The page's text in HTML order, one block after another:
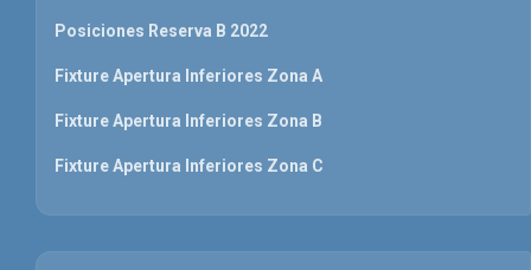
Posiciones Reserva B 2022
Fixture Apertura Inferiores Zona A
Fixture Apertura Inferiores Zona B
Fixture Apertura Inferiores Zona C